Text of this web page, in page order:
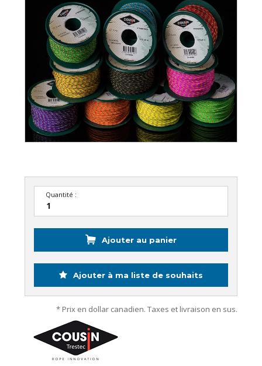
Quantité :
Ajouter au panier
Ajouter à ma liste de souhaits
* Prix en dollar canadien. Taxes et livraison en sus.